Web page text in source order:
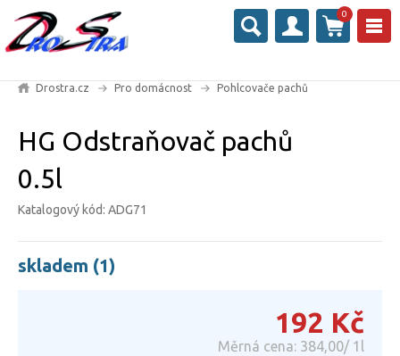
0
Drostra.cz Pro domácnost Pohlcovače pachů
HG Odstraňovač pachů
0.5l
Katalogový kód: ADG71
skladem (1)
192 Kč
Měrná cena: 384,00/ 1l